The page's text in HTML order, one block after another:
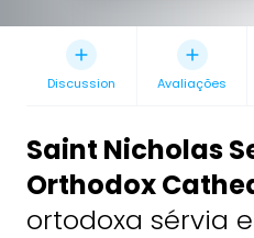
Discussion Avaliações
Saint Nicholas
Orthodox
ortodoxa sérvia